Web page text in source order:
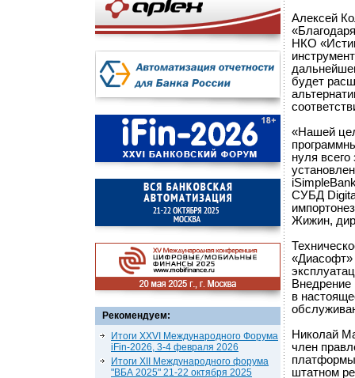
Рекомендуем:
Итоги XXVI Международного Форума
iFin-2026, 3-4 февраля 2026
Итоги XII Международного форума
"ВБА 2025" 21-22 октября 2025
Алексей
НКО
будет
«Нашей
нуля
СУБД
Жижин,
в
Николай
член
штатном